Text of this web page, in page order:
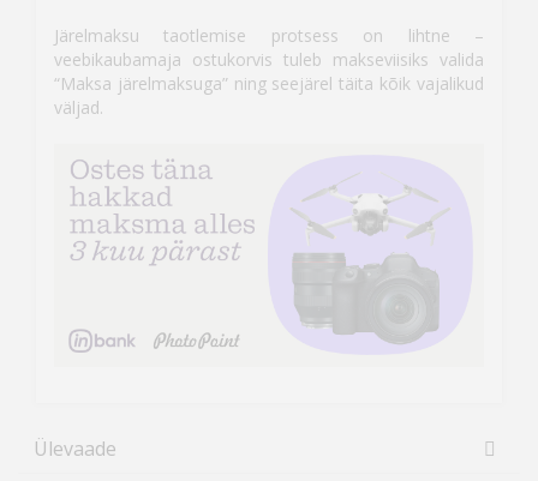
Järelmaksu taotlemise protsess on lihtne –
veebikaubamaja ostukorvis tuleb makseviisiks valida
“Maksa järelmaksuga” ning seejärel täita kõik vajalikud
väljad.
Ülevaade